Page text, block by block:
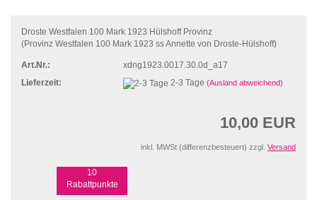
Droste Westfalen 100 Mark 1923 Hülshoff Provinz
(Provinz Westfalen 100 Mark 1923 ss Annette von Droste-Hülshoff)
Art.Nr.:
xdng1923.0017.30.0d_a17
Lieferzeit:
2-3 Tage(Ausland abweichend)
10,00 EUR
inkl. MWSt (differenzbesteuert) zzgl. Versand
10
Rabattpunkte